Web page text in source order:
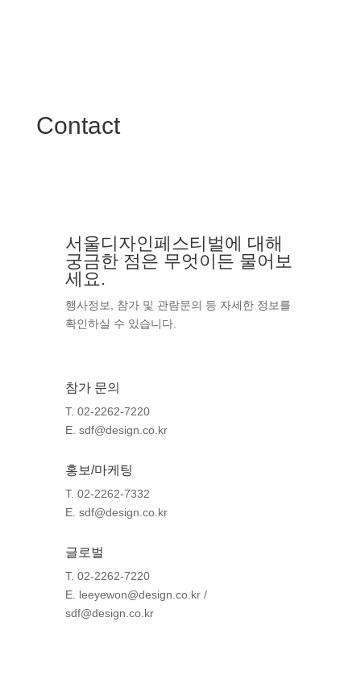
Contact
서울디자인페스티벌에 대해
궁금한 점은 무엇이든 물어보
세요.
행사정보, 참가 및 관람문의 등 자세한 정보를
확인하실 수 있습니다.
참가 문의
T. 02-2262-7220
E. sdf@design.co.kr
홍보/마케팅
T. 02-2262-7332
E. sdf@design.co.kr
글로벌
T. 02-2262-7220
E. leeyewon@design.co.kr /
sdf@design.co.kr